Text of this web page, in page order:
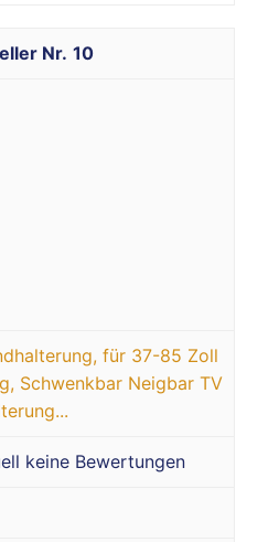
10
für 37-85 Zoll
Schwenkbar Neigbar TV
keine Bewertungen